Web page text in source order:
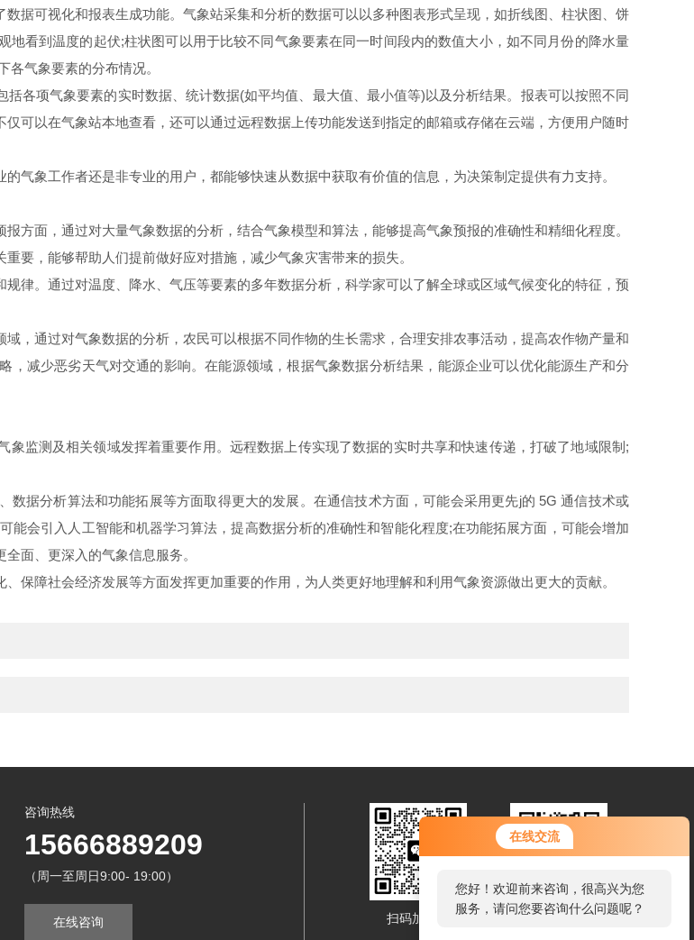
在线交流
您好！欢迎前来咨询，很高兴为您
服务，请问您要咨询什么问题呢？
您好，看您停留很久了，是否找到
了需求产品，您可以直接在线与我
可视化和报表生成功能。气象站采集和分析的数据可以以多种图表形式呈现，如折线图、柱状图、饼
看到温度的起伏;柱状图可以用于比较不同气象要素在同一时间段内的数值大小，如不同月份的降水量
气象要素的分布情况。
项气象要素的实时数据、统计数据(如平均值、最大值、最小值等)以及分析结果。报表可以按照不同
可以在气象站本地查看，还可以通过远程数据上传功能发送到指定的邮箱或存储在云端，方便用户随时
象工作者还是非专业的用户，都能够快速从数据中获取有价值的信息，为决策制定提供有力支持。
面，通过对大量气象数据的分析，结合气象模型和算法，能够提高气象预报的准确性和精细化程度。
要，能够帮助人们提前做好应对措施，减少气象灾害带来的损失。
。通过对温度、降水、气压等要素的多年数据分析，科学家可以了解全球或区域气候变化的特征，预
通过对气象数据的分析，农民可以根据不同作物的生长需求，合理安排农事活动，提高农作物产量和
减少恶劣天气对交通的影响。在能源领域，根据气象数据分析结果，能源企业可以优化能源生产和分
监测及相关领域发挥着重要作用。远程数据上传实现了数据的实时共享和快速传递，打破了地域限制;
据分析算法和功能拓展等方面取得更大的发展。在通信技术方面，可能会采用更先j的 5G 通信技术或
会引入人工智能和机器学习算法，提高数据分析的准确性和智能化程度;在功能拓展方面，可能会增加
面、更深入的气象信息服务。
障社会经济发展等方面发挥更加重要的作用，为人类更好地理解和利用气象资源做出更大的贡献。
咨询热线
15666889209
（周一至周日9:00- 19:00）
在线咨询 扫码加微信 移动端浏览